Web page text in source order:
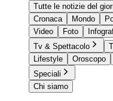
Tutte le notizie del
Cronaca
Mondo
Video
Foto
Tv & Spettacolo
Lifestyle
Oroscopo
Speciali
Chi siamo